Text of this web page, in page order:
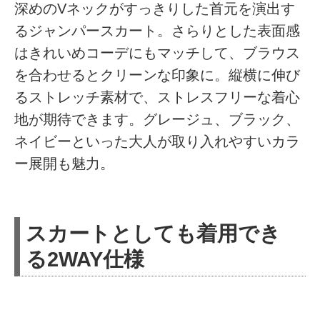
深めのVネックがすっきりした首元を演出す
るジャンパースカート。さらりとした表面感
はきれいめコーデにもマッチして、ブラウス
を合わせるとクリーンな印象に。縦横に伸び
るストレッチ素材で、ストレスフリーな着心
地が期待できます。グレージュ、ブラック、
ネイビーといった大人が取り入れやすいカラ
ー展開も魅力。
スカートとしても着用でき
る2WAY仕様